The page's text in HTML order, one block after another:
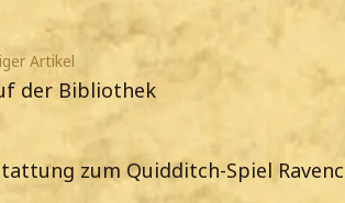
Artikel
der Bibliothek
zum Quidditch-Spiel